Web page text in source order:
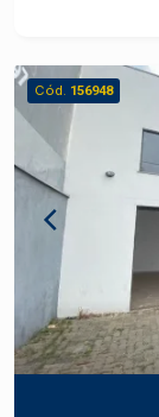
Cód. 156948